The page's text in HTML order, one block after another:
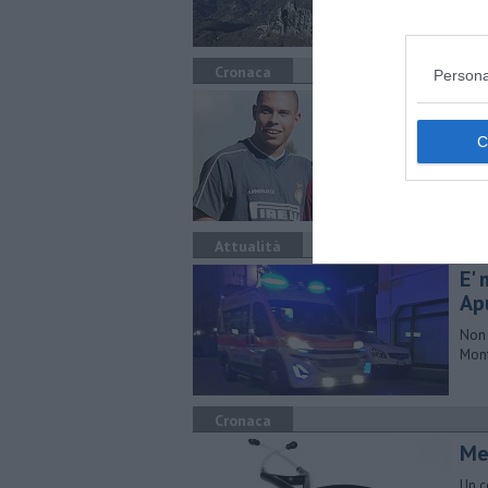
Cronaca
Attualità
E'
Cronaca